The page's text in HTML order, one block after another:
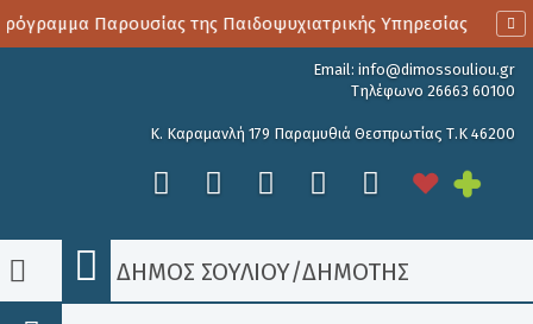
Παρουσίας της Παιδοψυχιατρικής Υπηρεσίας
Email: info@dimossouliou.gr
Τηλέφωνο 26663 60100
Κ. Καραμανλή 179 Παραμυθιά Θεσπρωτίας Τ.Κ 46200
ΔΗΜΟΣ ΣΟΥΛΙΟΥ/ΔΗΜΟΤΗΣ